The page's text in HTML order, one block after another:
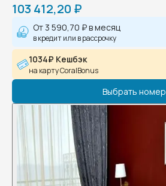
103 412,20 ₽
От 3 590,70 ₽в месяц
в кредит или в рассрочку
1034₽ Кешбэк
на карту CoralBonus
Выбрать номер